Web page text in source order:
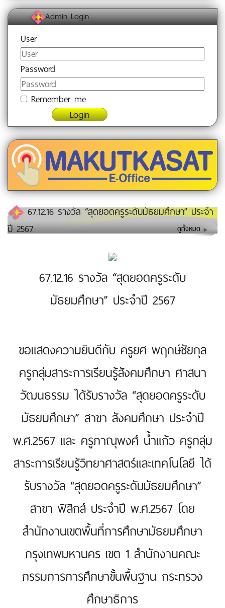
Admin Login
User
Password
Remember me
Login
67.12.16 รางวัล “สุดยอดครูระดับมัธยมศึกษา” ประจำ
ปี 2567
ดูทั้งหมด
67.12.16 รางวัล “สุดยอดครูระดับ
มัธยมศึกษา” ประจำปี 2567
ขอแสดงความยินดีกับ ครูยศ พฤกษ์ชัยกุล
ครูกลุ่มสาระการเรียนรู้สังคมศึกษา ศาสนา
วัฒนธรรม ได้รับรางวัล “สุดยอดครูระดับ
มัธยมศึกษา” สาขา สังคมศึกษา ประจำปี
พ.ศ.2567 และ ครูภาณุพงศ์ น้ำแก้ว ครูกลุ่ม
สาระการเรียนรู้วิทยาศาสตร์และเทคโนโลยี ได้
รับรางวัล “สุดยอดครูระดับมัธยมศึกษา”
สาขา ฟิสิกส์ ประจำปี พ.ศ.2567 โดย
สำนักงานเขตพื้นที่การศึกษามัธยมศึกษา
กรุงเทพมหานคร เขต 1 สำนักงานคณะ
กรรมการการศึกษาขั้นพื้นฐาน กระทรวง
ศึกษาธิการ